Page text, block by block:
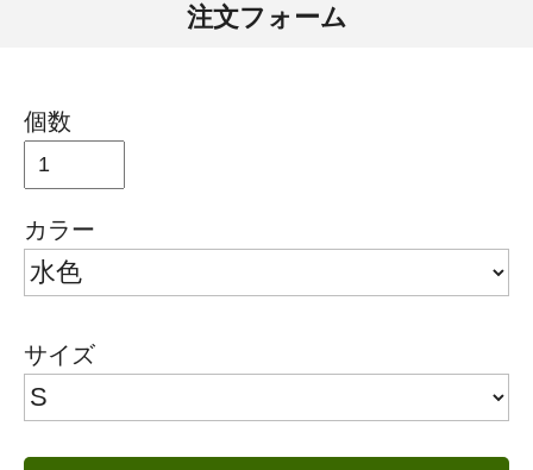
注文フォーム
個数
カラー
サイズ